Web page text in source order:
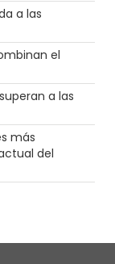
a las
el
a las
más
del